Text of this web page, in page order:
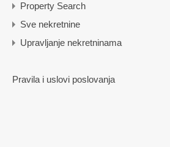
Property Search
Sve nekretnine
Upravljanje nekretninama
Pravila i uslovi poslovanja